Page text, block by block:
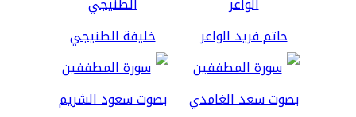
حاتم فريد الواعر خليفة الطنيجي